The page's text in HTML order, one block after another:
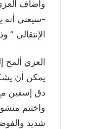
وأضاف
-سيعني أنه
الإنتقالي
العزي ألمح
يمكن أن
دق إسفين مع
واختتم
شديد